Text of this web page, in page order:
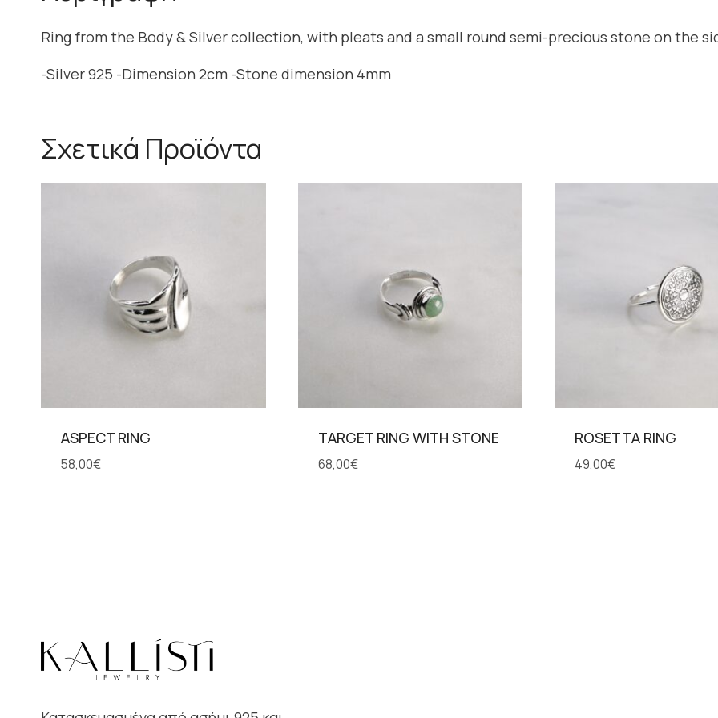
Ring from the Body & Silver collection, with pleats and a small round semi-precious stone on the
-Silver 925 -Dimension 2cm -Stone dimension 4mm
Σχετικά Προϊόντα
ASPECT RING
58,00€
TARGET RING WITH STONE
68,00€
ROSETTA RING
49,00€